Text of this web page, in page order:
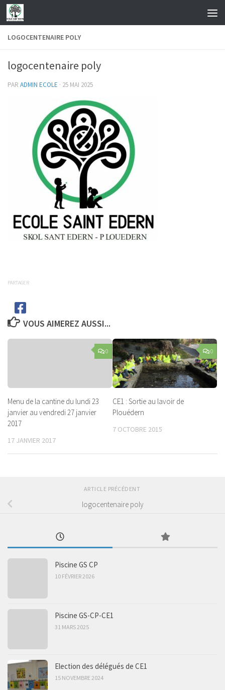
Skip to content
LOGOCENTENAIRE POLY
logocentenaire poly
PAR ADMIN ECOLE · 25 MAI 2025
PARTAGER
VOUS AIMEREZ AUSSI...
0
Menu de la cantine du lundi 23
janvier au vendredi 27 janvier
2017
17 JANVIER 2017
0
CE1 : Sortie au lavoir de
Plouédern
7 OCTOBRE 2015
ARTICLE PRÉCÉDENT
logocentenaire poly
Piscine GS CP
10 FÉVRIER 2026
Piscine GS-CP-CE1
31 MARS 2025
Election des délégués de CE1
15 NOVEMBRE 2024